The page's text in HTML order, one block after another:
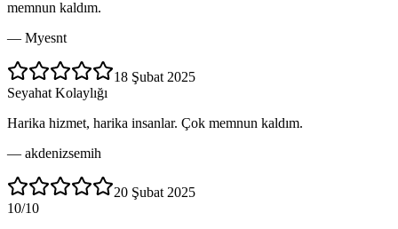
memnun kaldım.
— Myesnt
18 Şubat 2025
Seyahat Kolaylığı
Harika hizmet, harika insanlar. Çok memnun kaldım.
— akdenizsemih
20 Şubat 2025
10/10